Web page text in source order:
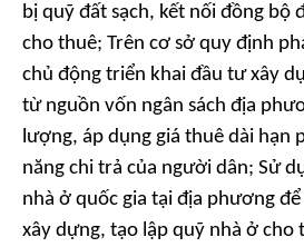
bị quỹ đất sạch, kết nối đồng bộ
cho thuê; Trên cơ sở quy định
chủ động triển khai đầu tư xây
từ nguồn vốn ngân sách địa
lượng, áp dụng giá thuê dài hạn
năng chi trả của người dân; Sử
nhà ở quốc gia tại địa phương
xây dựng, tạo lập quỹ nhà ở cho